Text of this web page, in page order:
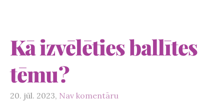
Kā izvēlēties ballītes
tēmu?
20. jūl. 2023, Nav komentāru